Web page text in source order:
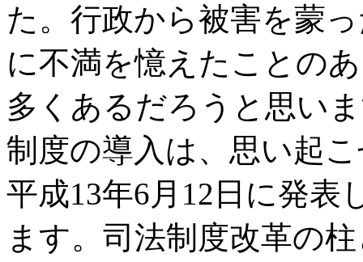
た。行政から被害を蒙
に不満を憶えたことの
多くあるだろうと思い
制度の導入は、思い起
平成13年6月 12 日に発表
ます。司法制度改革の